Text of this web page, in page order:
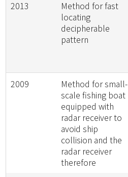
2013
Method for fast
locating
decipherable
pattern
2009
Method for small-
scale fishing boat
equipped with
radar receiver to
avoid ship
collision and the
radar receiver
therefore